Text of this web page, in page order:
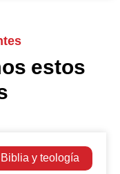
estos
Biblia y teología